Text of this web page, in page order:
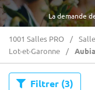
La demande
1001 Salles PRO
Lot-et-Garonne
Filtrer (3)